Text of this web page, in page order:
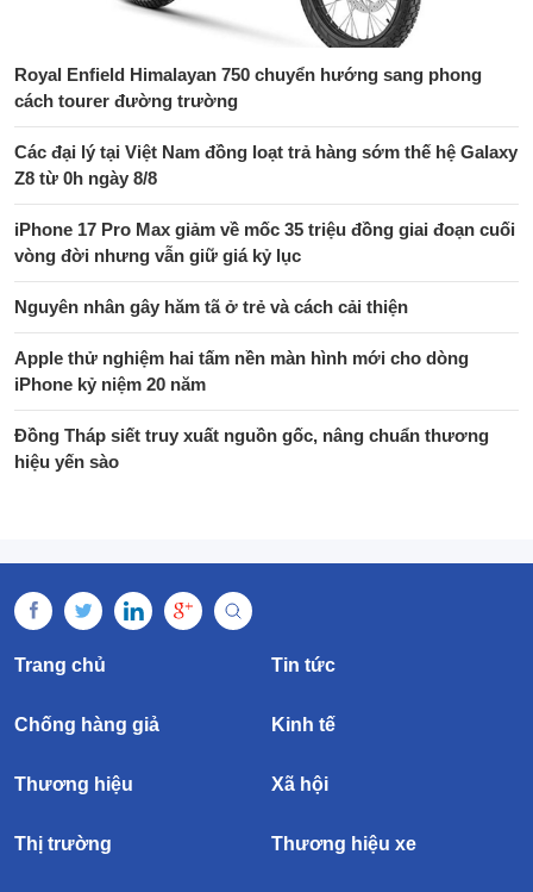
Royal Enfield Himalayan 750 chuyển hướng sang phong
cách tourer đường trường
Các đại lý tại Việt Nam đồng loạt trả hàng sớm thế hệ Galaxy
Z8 từ 0h ngày 8/8
iPhone 17 Pro Max giảm về mốc 35 triệu đồng giai đoạn cuối
vòng đời nhưng vẫn giữ giá kỷ lục
Nguyên nhân gây hăm tã ở trẻ và cách cải thiện
Apple thử nghiệm hai tấm nền màn hình mới cho dòng
iPhone kỷ niệm 20 năm
Đồng Tháp siết truy xuất nguồn gốc, nâng chuẩn thương
hiệu yến sào
Trang chủ Tin tức
Chống hàng giả Kinh tế
Thương hiệu Xã hội
Thị trường Thương hiệu xe